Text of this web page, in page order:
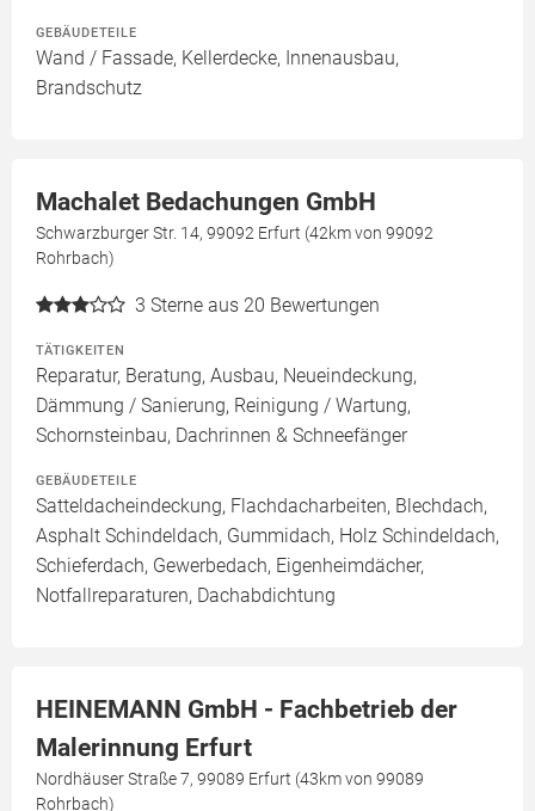
GEBÄUDETEILE
Wand / Fassade, Kellerdecke, Innenausbau,
Brandschutz
Machalet Bedachungen GmbH
Schwarzburger Str. 14, 99092 Erfurt (42km von 99092
Rohrbach)
3 Sterne aus 20 Bewertungen
TÄTIGKEITEN
Reparatur, Beratung, Ausbau, Neueindeckung,
Dämmung / Sanierung, Reinigung / Wartung,
Schornsteinbau, Dachrinnen & Schneefänger
GEBÄUDETEILE
Satteldacheindeckung, Flachdacharbeiten, Blechdach,
Asphalt Schindeldach, Gummidach, Holz Schindeldach,
Schieferdach, Gewerbedach, Eigenheimdächer,
Notfallreparaturen, Dachabdichtung
HEINEMANN GmbH - Fachbetrieb der
Malerinnung Erfurt
Nordhäuser Straße 7, 99089 Erfurt (43km von 99089
Rohrbach)